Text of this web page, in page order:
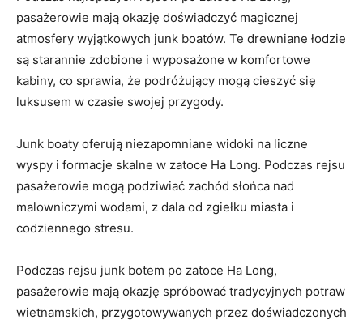
‍pasażerowie mają okazję doświadczyć magicznej
atmosfery‍ wyjątkowych junk boatów. ​Te‍ drewniane łodzie
są starannie zdobione i wyposażone w ​komfortowe
kabiny, co sprawia, że podróżujący mogą cieszyć się
luksusem w‌ czasie swojej‌ przygody.
Junk boaty oferują niezapomniane widoki na liczne
wyspy i formacje ‍skalne w zatoce‌ Ha Long. Podczas rejsu
pasażerowie mogą podziwiać zachód słońca nad
malowniczymi wodami, z dala od zgiełku miasta i
codziennego ⁢stresu.
Podczas rejsu junk botem po zatoce Ha ​Long,
⁣pasażerowie mają okazję ⁣spróbować tradycyjnych potraw
wietnamskich, przygotowywanych przez doświadczonych